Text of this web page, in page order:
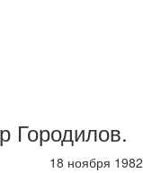
Городилов.
18 ноября 1982